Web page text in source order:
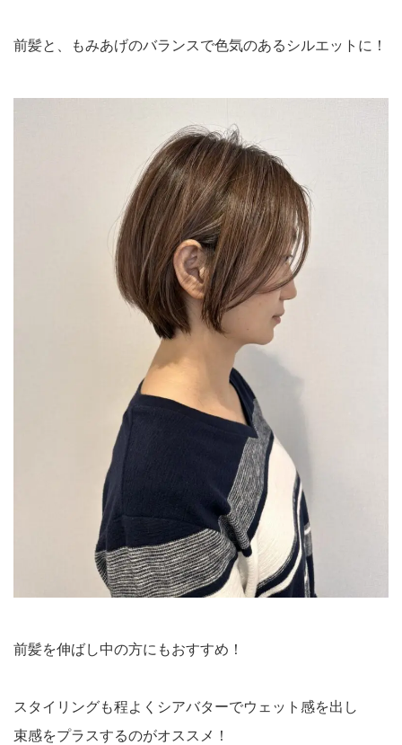
前髪と、もみあげのバランスで色気のあるシルエットに！
前髪を伸ばし中の方にもおすすめ！
スタイリングも程よくシアバターでウェット感を出し
束感をプラスするのがオススメ！